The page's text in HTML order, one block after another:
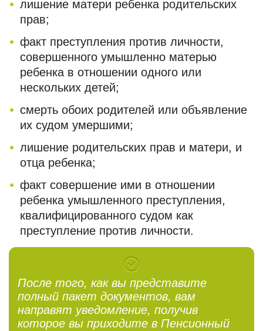
лишение матери ребенка родительских
прав;
факт преступления против личности,
совершенного умышленно матерью
ребенка в отношении одного или
нескольких детей;
смерть обоих родителей или объявление
их судом умершими;
лишение родительских прав и матери, и
отца ребенка;
факт совершение ими в отношении
ребенка умышленного преступления,
квалифицированного судом как
преступление против личности.
После того, как вы представите
полный пакет документов, вам
направят уведомление, получив
которое вы приходите в Пенсионный